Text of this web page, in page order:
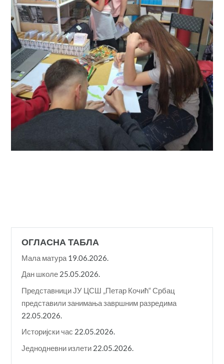
ОГЛАСНА ТАБЛА
Мала матура 19.06.2026.
Дан школе 25.05.2026.
Представници ЈУ ЦСШ „Петар Кочић“ Србац
представили занимања завршним разредима
22.05.2026.
Историјски час 22.05.2026.
Једнодневни излети 22.05.2026.